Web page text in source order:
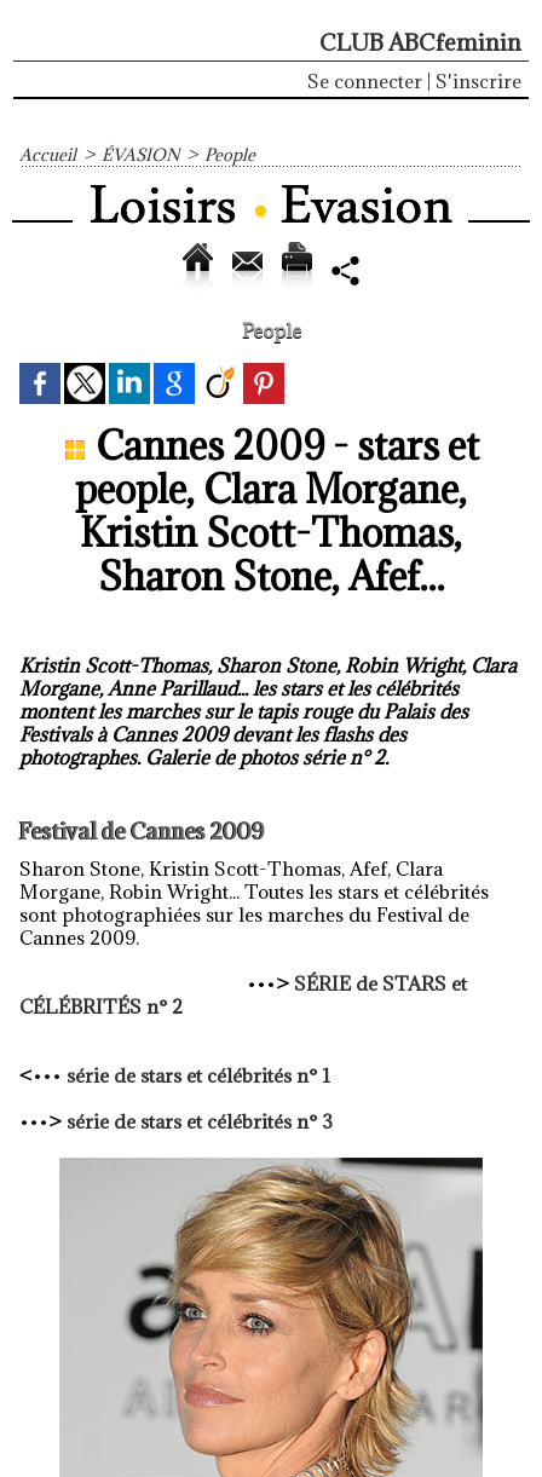
CLUB ABCfeminin
Se connecter S'inscrire
Accueil > ÉVASION > People
People
Cannes 2009 - stars et
people, Clara Morgane,
Kristin Scott-Thomas,
Sharon Stone, Afef...
Kristin Scott-Thomas, Sharon Stone, Robin Wright, Clara
Morgane, Anne Parillaud... les stars et les célébrités
montent les marches sur le tapis rouge du Palais des
Festivals à Cannes 2009 devant les flashs des
photographes. Galerie de photos série n° 2.
Festival de Cannes 2009
Sharon Stone, Kristin Scott-Thomas, Afef, Clara
Morgane, Robin Wright... Toutes les stars et célébrités
sont photographiées sur les marches du Festival de
Cannes 2009.
•••> SÉRIE de STARS et
CÉLÉBRITÉS n° 2
<••• série de stars et célébrités n° 1
•••> série de stars et célébrités n° 3